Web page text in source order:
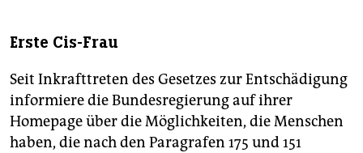
Erste Cis-Frau
Seit Inkrafttreten des Gesetzes zur Entschädigung
informiere die Bundesregierung auf ihrer
Homepage über die Möglichkeiten, die Menschen
haben, die nach den Paragrafen 175 und 151